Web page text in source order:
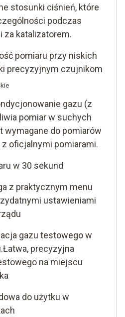
stosunki ciśnień, które
podczas
za katalizatorem.
pomiaru przy niskich
precyzyjnym czujnikom
gazu (z
pomiar w suchych
wymagane do pomiarów
oficjalnymi pomiarami.
w 30 sekund
z praktycznym menu
ustawieniami
gazu testowego w
precyzyjna
na miejscu
do użytku w